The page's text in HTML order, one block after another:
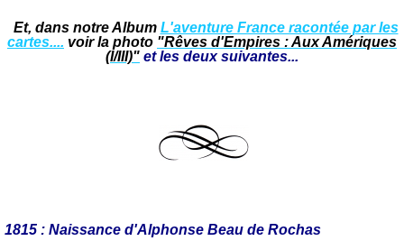
Et, dans notre Album L'aventure France racontée par les
cartes.... voir la photo "Rêves d'Empires : Aux Amériques
(I/III)" et les deux suivantes...
1815 : Naissance d'Alphonse Beau de Rochas